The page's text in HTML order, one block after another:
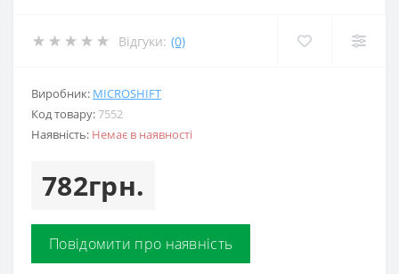
Відгуки: (0)
Виробник: MICROSHIFT
Код товару:7552
Наявність: Немає в наявності
782грн.
Повідомити про наявність